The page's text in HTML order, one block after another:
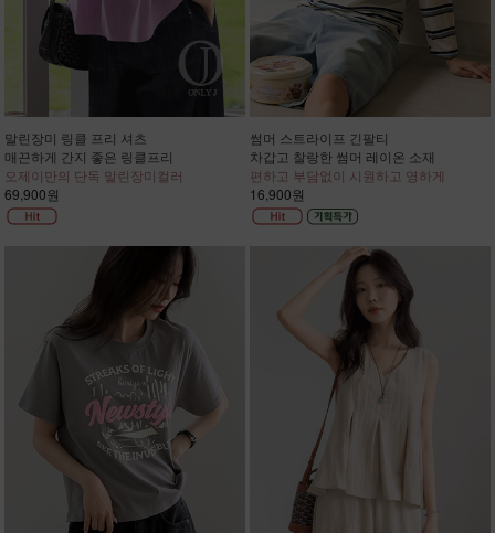
말린장미 링클 프리 셔츠
매끈하게 간지 좋은 링클프리
오제이만의 단독 말린장미컬러
69,900원
썸머 스트라이프 긴팔티
차갑고 찰랑한 썸머 레이온 소재
편하고 부담없이 시원하고 영하게
16,900원